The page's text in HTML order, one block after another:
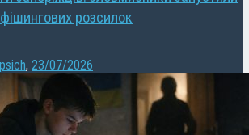
розсилок
, 23/07/2026